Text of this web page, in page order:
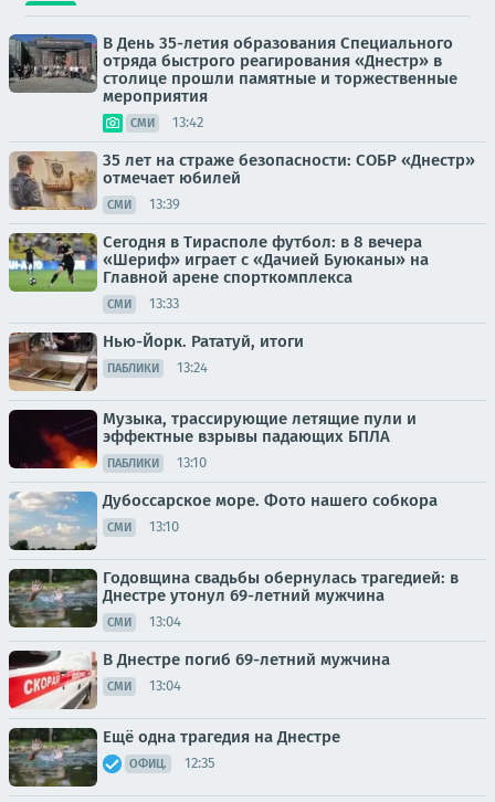
В День 35-летия образования Специального
отряда быстрого реагирования «Днестр» в
столице прошли памятные и торжественные
мероприятия
СМИ 13:42
35 лет на страже безопасности: СОБР «Днестр»
отмечает юбилей
СМИ 13:39
Сегодня в Тирасполе футбол: в 8 вечера
«Шериф» играет с «Дачией Буюканы» на
Главной арене спорткомплекса
СМИ 13:33
Нью-Йорк. Рататуй, итоги
ПАБЛИКИ 13:24
Музыка, трассирующие летящие пули и
эффектные взрывы падающих БПЛА
ПАБЛИКИ 13:10
Дубоссарское море. Фото нашего собкора
СМИ 13:10
Годовщина свадьбы обернулась трагедией: в
Днестре утонул 69-летний мужчина
СМИ 13:04
В Днестре погиб 69-летний мужчина
СМИ 13:04
Ещё одна трагедия на Днестре
ОФИЦ. 12:35